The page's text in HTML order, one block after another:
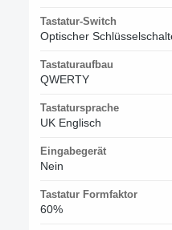
Tastatur-Switch
Optischer
Tastaturaufbau
QWERTY
Tastatursprache
UK Englisch
Eingabegerät
Nein
Tastatur Formfaktor
60%